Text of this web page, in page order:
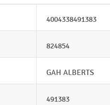
4004338491383
824854
GAH ALBERTS
491383